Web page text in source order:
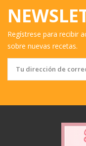
Regístrese para recibir
sobre nuevas recetas.